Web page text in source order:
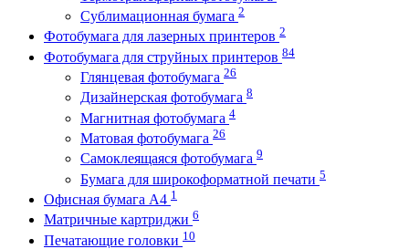
Сублимационная бумага 2
Фотобумага для лазерных принтеров 2
Фотобумага для струйных принтеров 84
Глянцевая фотобумага 26
Дизайнерская фотобумага 8
Магнитная фотобумага 4
Матовая фотобумага 26
Самоклеящаяся фотобумага 9
Бумага для широкоформатной печати 5
Офисная бумага А4 1
Матричные картриджи 6
Печатающие головки 10